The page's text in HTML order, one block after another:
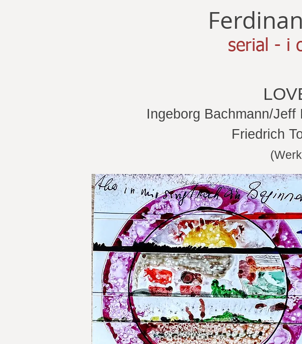
serial - i
Ingeborg Bachmann/
Friedrich